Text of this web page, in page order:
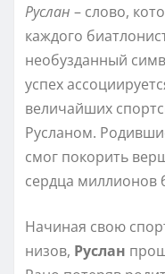
Руслан – слово,
каждого
необузданный
успех
величайших
Русланом.
смог покорить
сердца миллионов
Начиная свою
низов, Руслан